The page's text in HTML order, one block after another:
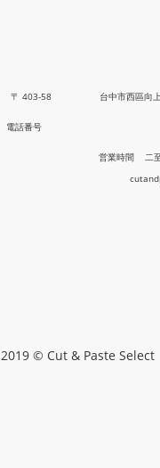
〒 403-58 台中市西區向上路
電話番号 04-
営業時間 二
2019 © Cut & Paste Select